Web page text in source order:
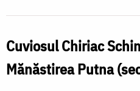
Mănăstirea
Putna
Cuviosul Chiriac
Mănăstirea Putna